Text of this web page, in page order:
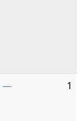
— 1